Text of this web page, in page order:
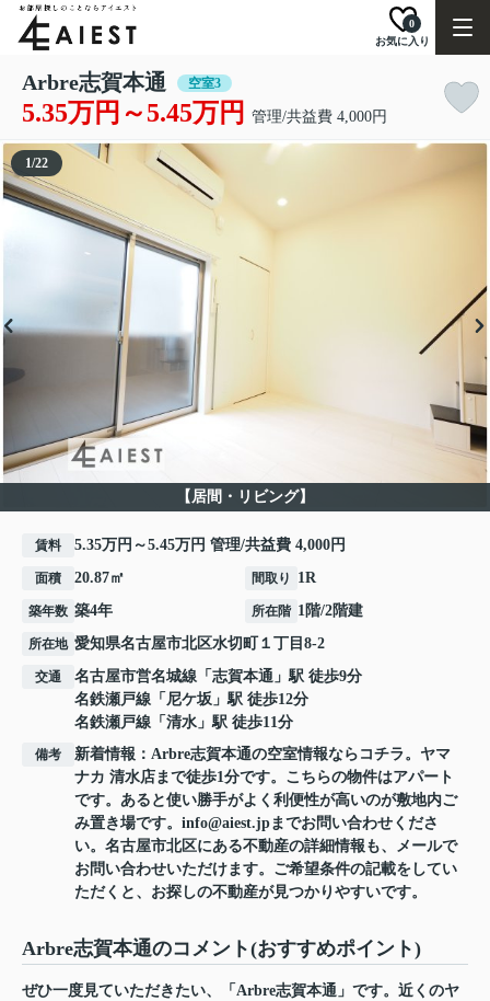
お気に入り
0
Arbre志賀本通 空室3
5.35万円～5.45万円 管理/共益費 4,000円
【居間・リビング】
1/22
賃料 5.35万円～5.45万円 管理/共益費 4,000円
面積 20.87㎡ 間取り 1R
築年数 築4年 所在階 1階/2階建
所在地 愛知県名古屋市北区水切町 １丁目8-2
交通 名古屋市営名城線 「 志賀本通 」駅 徒歩9分
名鉄瀬戸線 「 尼ケ坂 」駅 徒歩12分
名鉄瀬戸線 「 清水 」駅 徒歩11分
備考
新着情報：Arbre志賀本通の空室情報ならコチラ。ヤマ
ナカ 清水店まで徒歩1分です。こちらの物件はアパート
です。あると使い勝手がよく利便性が高いのが敷地内ご
み置き場です。info@aiest.jpまでお問い合わせくださ
い。名古屋市北区にある不動産の詳細情報も、メールで
お問い合わせいただけます。ご希望条件の記載をしてい
ただくと、お探しの不動産が見つかりやすいです。
Arbre志賀本通のコメント(おすすめポイント)
ぜひ一度見ていただきたい、「Arbre志賀本通」です。近くのヤ